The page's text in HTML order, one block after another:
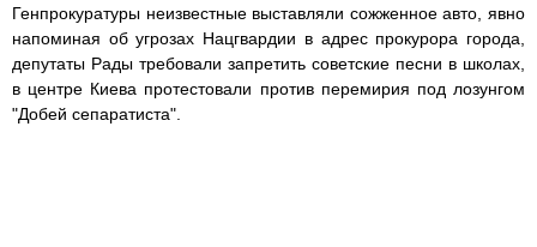
Генпрокуратуры неизвестные выставляли сожженное авто, явно
напоминая об угрозах Нацгвардии в адрес прокурора города,
депутаты Рады требовали запретить советские песни в школах,
в центре Киева протестовали против перемирия под лозунгом
"Добей сепаратиста".